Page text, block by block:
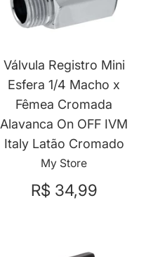
Válvula Registro Mini
Esfera 1/4 Macho x
Fêmea Cromada
Alavanca On OFF IVM
Italy Latão Cromado
My Store
R$ 34,99